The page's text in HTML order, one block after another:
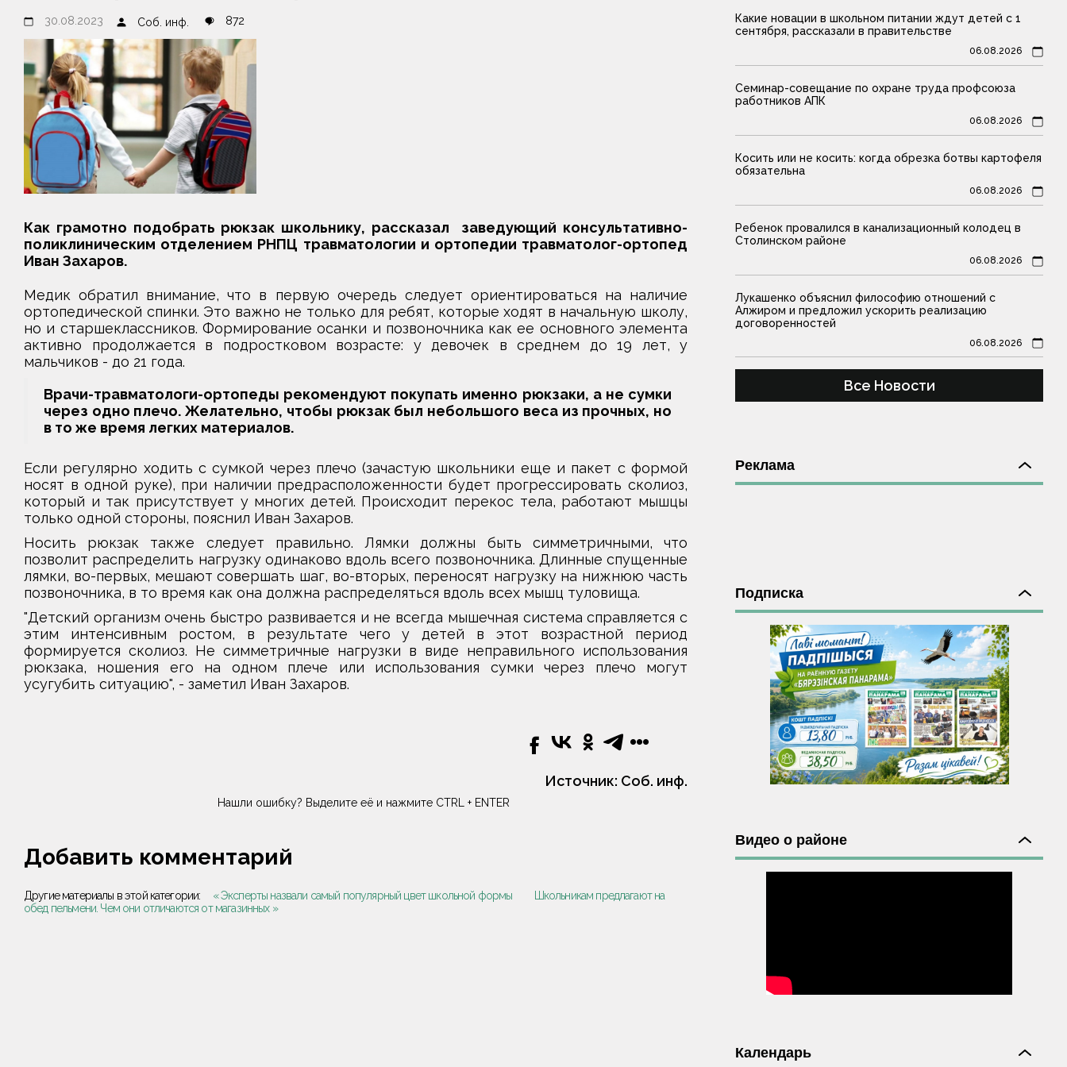
30.08.2023 Соб. инф. 872
Как грамотно подобрать рюкзак школьнику, рассказал заведующий консультативно-
поликлиническим отделением РНПЦ травматологии и ортопедии травматолог-ортопед
Иван Захаров.
Медик обратил внимание, что в первую очередь следует ориентироваться на наличие
ортопедической спинки. Это важно не только для ребят, которые ходят в начальную школу,
но и старшеклассников. Формирование осанки и позвоночника как ее основного элемента
активно продолжается в подростковом возрасте: у девочек в среднем до 19 лет, у
мальчиков - до 21 года.
Врачи-травматологи-ортопеды рекомендуют покупать именно рюкзаки, а не сумки
через одно плечо. Желательно, чтобы рюкзак был небольшого веса из прочных, но
в то же время легких материалов.
Если регулярно ходить с сумкой через плечо (зачастую школьники еще и пакет с формой
носят в одной руке), при наличии предрасположенности будет прогрессировать сколиоз,
который и так присутствует у многих детей. Происходит перекос тела, работают мышцы
только одной стороны, пояснил Иван Захаров.
Носить рюкзак также следует правильно. Лямки должны быть симметричными, что
позволит распределить нагрузку одинаково вдоль всего позвоночника. Длинные спущенные
лямки, во-первых, мешают совершать шаг, во-вторых, переносят нагрузку на нижнюю часть
позвоночника, в то время как она должна распределяться вдоль всех мышц туловища.
"Детский организм очень быстро развивается и не всегда мышечная система справляется с
этим интенсивным ростом, в результате чего у детей в этот возрастной период
формируется сколиоз. Не симметричные нагрузки в виде неправильного использования
рюкзака, ношения его на одном плече или использования сумки через плечо могут
усугубить ситуацию", - заметил Иван Захаров.
Источник: Соб. инф.
Нашли ошибку? Выделите её и нажмите CTRL + ENTER
Добавить комментарий
Другие материалы в этой категории: « Эксперты назвали самый популярный цвет школьной формы
Школьникам предлагают на
обед пельмени. Чем они отличаются от магазинных »
Какие новации в школьном питании ждут детей с 1
сентября, рассказали в правительстве
06.08.2026
Семинар-совещание по охране труда профсоюза
работников АПК
06.08.2026
Косить или не косить: когда обрезка ботвы картофеля
обязательна
06.08.2026
Ребенок провалился в канализационный колодец в
Столинском районе
06.08.2026
Лукашенко объяснил философию отношений с
Алжиром и предложил ускорить реализацию
договоренностей
06.08.2026
Все Новости
Реклама
Подписка
Видео о районе
Календарь